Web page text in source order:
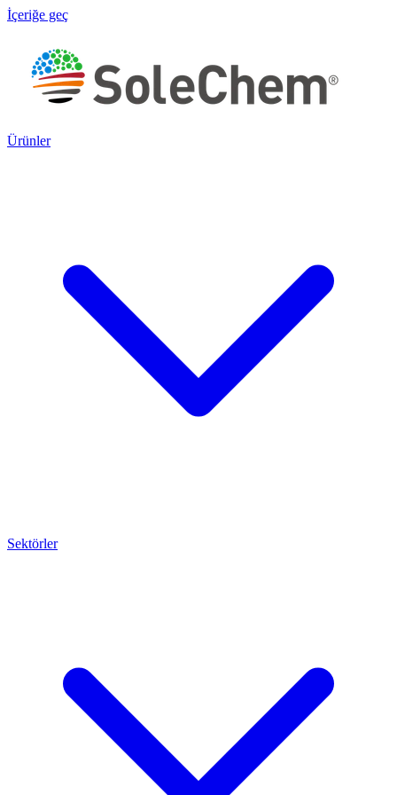
İçeriğe geç
Ürünler
Sektörler